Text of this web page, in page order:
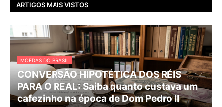
ARTIGOS MAIS VISTOS
MOEDAS DO BRASIL
CONVERSÃO HIPOTÉTICA DOS RÉIS
PARA O REAL: Saiba quanto custava um
cafezinho na época de Dom Pedro II